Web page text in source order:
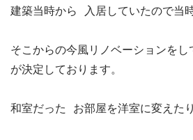
建築当時から 入居していたので当
そこからの今風リノベーションを
が決定しております。
和室だった お部屋を洋室に変えたり